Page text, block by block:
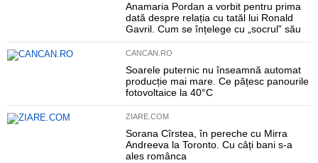
Anamaria Pordan a vorbit pentru prima
dată despre relația cu tatăl lui Ronald
Gavril. Cum se înțelege cu „socrul” său
CANCAN.RO
Soarele puternic nu înseamnă automat
producție mai mare. Ce pățesc panourile
fotovoltaice la 40°C
ZIARE.COM
Sorana Cîrstea, în pereche cu Mirra
Andreeva la Toronto. Cu câți bani s-a
ales românca